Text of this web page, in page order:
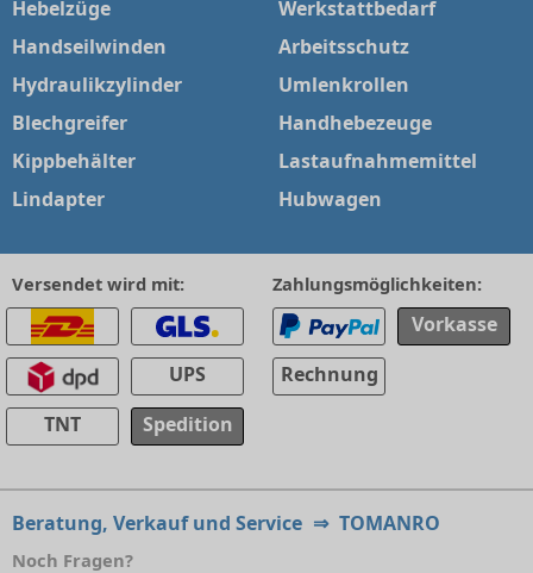
Hebelzüge
Handseilwinden
Hydraulikzylinder
Blechgreifer
Kippbehälter
Lindapter
Werkstattbedarf
Arbeitsschutz
Umlenkrollen
Handhebezeuge
Lastaufnahmemittel
Hubwagen
Versendet wird mit:
UPS
TNT
Spedition
Zahlungsmöglichkeiten:
Vorkasse
Rechnung
Beratung, Verkauf und Service ⇒ TOMANRO
Noch Fragen?